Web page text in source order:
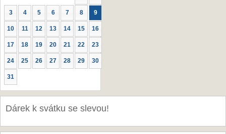
3 4 5 6 7 8 9
10 11 12 13 14 15 16
17 18 19 20 21 22 23
24 25 26 27 28 29 30
31
Dárek k svátku se slevou!